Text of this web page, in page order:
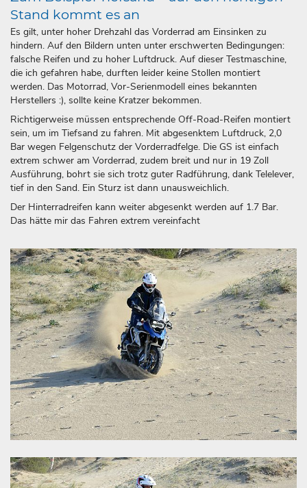
Stand kommt es an
Es gilt, unter hoher Drehzahl das Vorderrad am Einsinken zu
hindern. Auf den Bildern unten unter erschwerten Bedingungen:
falsche Reifen und zu hoher Luftdruck. Auf dieser Testmaschine,
die ich gefahren habe, durften leider keine Stollen montiert
werden. Das Motorrad, Vor-Serienmodell eines bekannten
Herstellers :), sollte keine Kratzer bekommen.
Richtigerweise müssen entsprechende Off-Road-Reifen montiert
sein, um im Tiefsand zu fahren. Mit abgesenktem Luftdruck, 2,0
Bar wegen Felgenschutz der Vorderradfelge. Die GS ist einfach
extrem schwer am Vorderrad, zudem breit und nur in 19 Zoll
Ausführung, bohrt sie sich trotz guter Radführung, dank Telelever,
tief in den Sand. Ein Sturz ist dann unausweichlich.
Der Hinterradreifen kann weiter abgesenkt werden auf 1.7 Bar.
Das hätte mir das Fahren extrem vereinfacht